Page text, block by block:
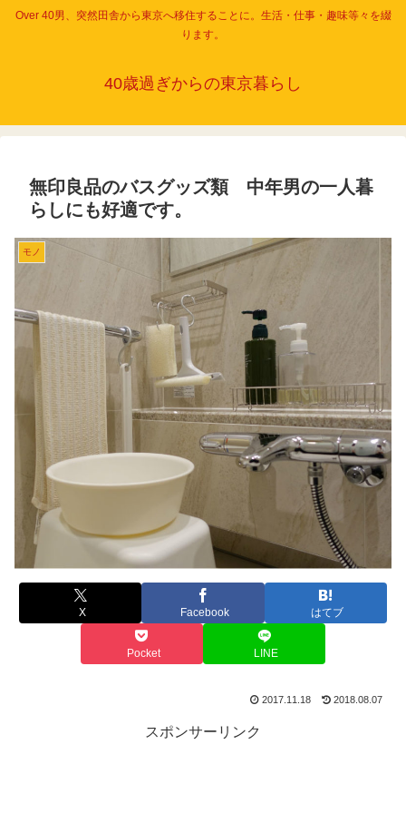
Over 40男、突然田舎から東京へ移住することに。生活・仕事・趣味等々を綴
ります。
40歳過ぎからの東京暮らし
無印良品のバスグッズ類 中年男の一人暮
らしにも好適です。
モノ
X Facebook はてブ
Pocket LINE
2017.11.18 2018.08.07
スポンサーリンク